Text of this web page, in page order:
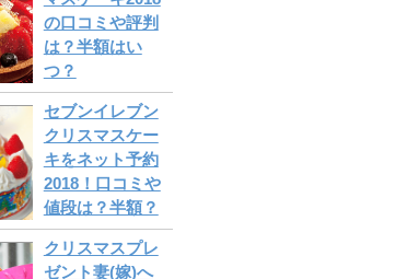
の口コミや評判
は？半額はい
つ？
セブンイレブン
クリスマスケー
キをネット予約
2018！口コミや
値段は？半額？
クリスマスプレ
ゼント妻(嫁)へ